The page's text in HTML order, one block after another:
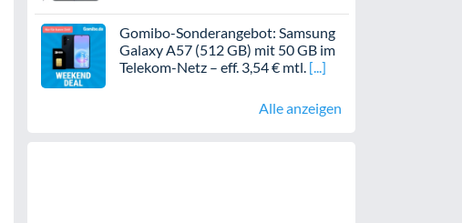
Gomibo-Sonderangebot: Samsung
Galaxy A57 (512 GB) mit 50 GB im
Telekom-Netz – eff. 3,54 € mtl.
Alle anzeigen